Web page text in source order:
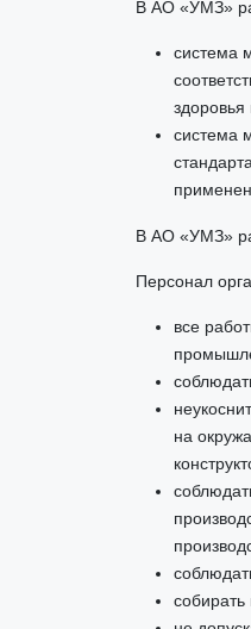
В АО «УМЗ»
система
система
В АО «УМЗ»
Персонал
все
на